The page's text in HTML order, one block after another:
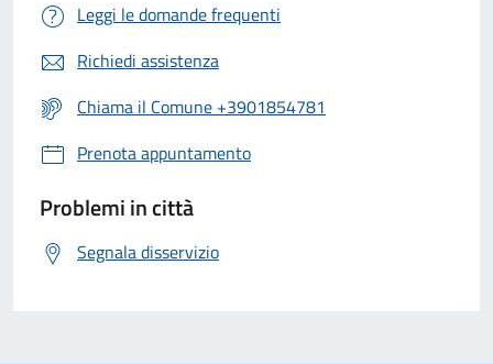
Leggi le domande frequenti
Richiedi assistenza
Chiama il Comune +3901854781
Prenota appuntamento
Problemi in città
Segnala disservizio